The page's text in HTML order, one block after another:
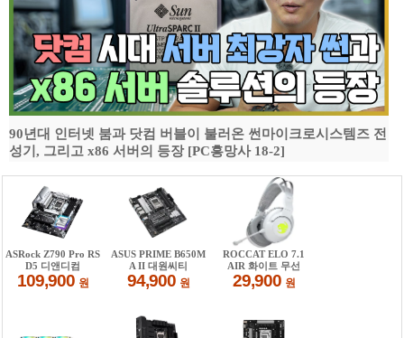
90년대 인터넷 붐과 닷컴 버블이 불러온 썬마이크로시스템즈 전
성기, 그리고 x86 서버의 등장 [PC흥망사 18-2]